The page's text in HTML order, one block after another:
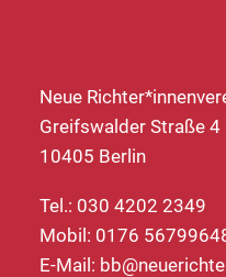
Neue
Greifswalder Straße 4
10405 Berlin
Tel.: 030 4202 2349
Mobil: 0176
E-Mail: